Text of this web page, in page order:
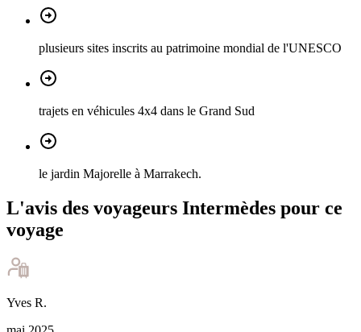
plusieurs sites inscrits au patrimoine mondial de l'UNESCO
trajets en véhicules 4x4 dans le Grand Sud
le jardin Majorelle à Marrakech.
L'avis des voyageurs Intermèdes pour ce
voyage
Yves R.